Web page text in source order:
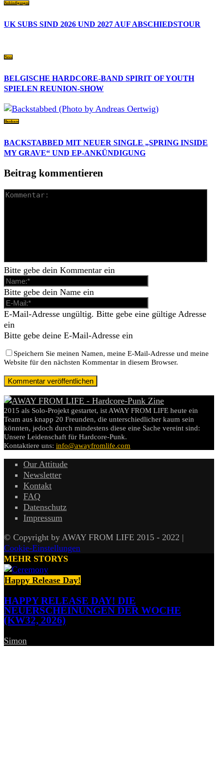
Ankündigungen
UK SUBS SIND 2026 UND 2027 AUF ABSCHIEDSTOUR
News
BELGISCHE HARDCORE-BAND SPIRIT OF YOUTH
SPIELEN REUNION-SHOW
Hardcore
BACKSTABBED MIT NEUER SINGLE „SPRING INSIDE
MY GRAVE“ UND EP-ANKÜNDIGUNG
Beitrag kommentieren
Bitte gebe dein Kommentar ein
Bitte gebe dein Name ein
E-Mail-Adresse ungültig. Bitte gebe eine gültige Adresse
ein
Bitte gebe deine E-Mail-Adresse ein
Speichern Sie meinen Namen, meine E-Mail-Adresse und meine
Website für den nächsten Kommentar in diesem Browser.
2015 als Solo-Projekt gestartet, ist AWAY FROM LIFE heute ein
Team aus knapp 20 Freunden, die unterschiedlicher kaum sein
könnten, jedoch durch mindestens diese eine Sache vereint sind:
Unsere Leidenschaft für Hardcore-Punk.
Kontaktiere uns: info@awayfromlife.com
Our Attitude
Newsletter
Kontakt
FAQ
Datenschutz
Impressum
© Copyright by AWAY FROM LIFE 2015 - 2022 |
Cookie-Einstellungen
MEHR STORYS
Happy Release Day!
HAPPY RELEASE DAY! DIE
NEUERSCHEINUNGEN DER WOCHE
(KW32, 2026)
Simon